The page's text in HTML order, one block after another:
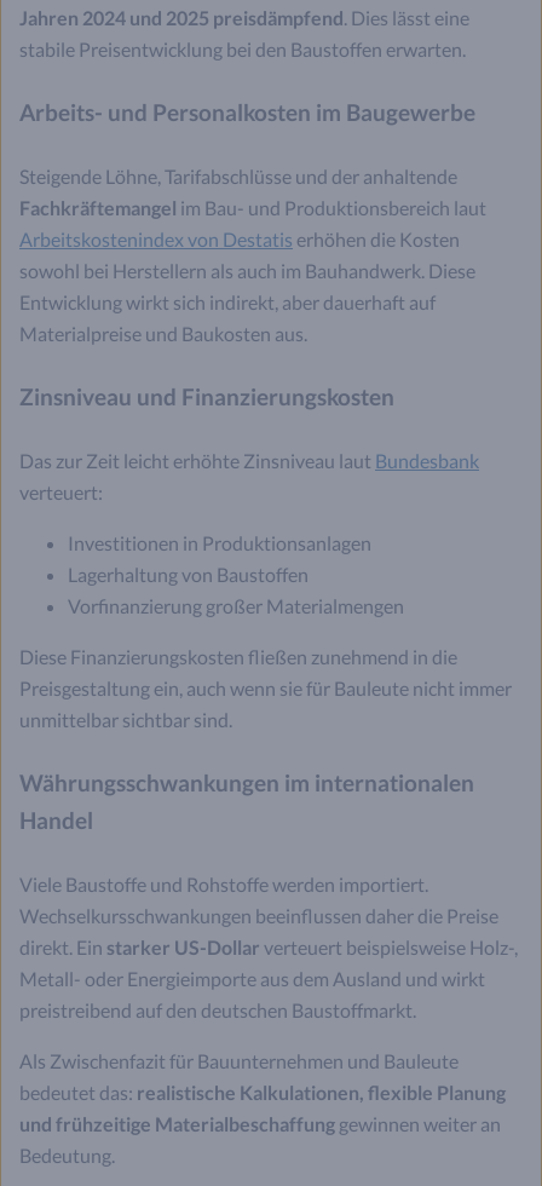
Jahren 2024 und 2025 preisdämpfend. Dies lässt eine
stabile Preisentwicklung bei den Baustoffen erwarten.
Arbeits- und Personalkosten im Baugewerbe
Steigende Löhne, Tarifabschlüsse und der anhaltende
Fachkräftemangel im Bau- und Produktionsbereich laut
Arbeitskostenindex von Destatis erhöhen die Kosten
sowohl bei Herstellern als auch im Bauhandwerk. Diese
Entwicklung wirkt sich indirekt, aber dauerhaft auf
Materialpreise und Baukosten aus.
Zinsniveau und Finanzierungskosten
Das zur Zeit leicht erhöhte Zinsniveau laut Bundesbank
verteuert:
Investitionen in Produktionsanlagen
Lagerhaltung von Baustoffen
Vorfinanzierung großer Materialmengen
Diese Finanzierungskosten fließen zunehmend in die
Preisgestaltung ein, auch wenn sie für Bauleute nicht immer
unmittelbar sichtbar sind.
Währungsschwankungen im internationalen
Handel
Viele Baustoffe und Rohstoffe werden importiert.
Wechselkursschwankungen beeinflussen daher die Preise
direkt. Ein starker US-Dollar verteuert beispielsweise Holz-,
Metall- oder Energieimporte aus dem Ausland und wirkt
preistreibend auf den deutschen Baustoffmarkt.
Als Zwischenfazit für Bauunternehmen und Bauleute
bedeutet das: realistische Kalkulationen, flexible Planung
und frühzeitige Materialbeschaffung gewinnen weiter an
Bedeutung.